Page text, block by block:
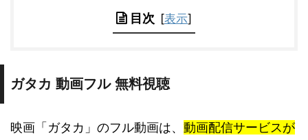
目次 [表示]
ガタカ 動画フル 無料視聴
映画「ガタカ」のフル動画は、 動画配信サービスが